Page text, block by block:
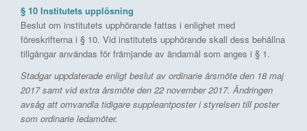
§ 10 Institutets upplösning
Beslut om institutets upphörande fattas i enlighet med
föreskrifterna i § 10. Vid institutets upphörande skall dess behållna
tillgångar användas för främjande av ändamål som anges i § 1.
Stadgar uppdaterade enligt beslut av ordinarie årsmöte den 18 maj
2017 samt vid extra årsmöte den 22 november 2017. Ändringen
avsåg att omvandla tidigare suppleantposter i styrelsen till poster
som ordinarie ledamöter.